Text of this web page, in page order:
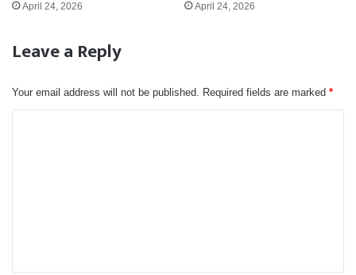
April 24, 2026 April 24, 2026
Leave a Reply
Your email address will not be published. Required fields are marked *